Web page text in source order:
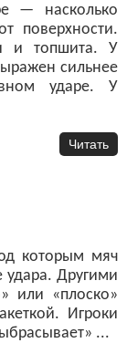
— насколько
поверхности.
и топшита. У
сильнее
ударе. У
Читать
которым мяч
удара. Другими
или «плоско»
Игроки
...